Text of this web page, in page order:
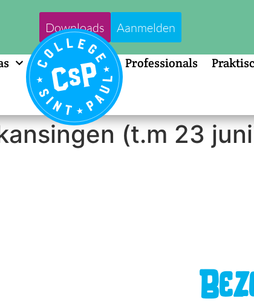
Downloads Aanmelden
Professionals
(t.m 23